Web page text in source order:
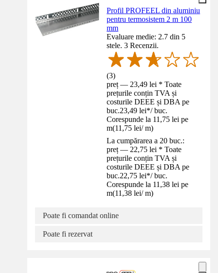
Profil PROFEEL din aluminiu
pentru termosistem 2 m 100
mm
Evaluare medie: 2.7 din 5
stele. 3 Recenzii.
(3)
preț — 23,49 lei * Toate
prețurile conțin TVA și
costurile DEEE și DBA pe
buc.23,49 lei*/ buc.
Corespunde la 11,75 lei pe
m(11,75 lei/ m)
La cumpărarea a 20 buc.:
preț — 22,75 lei * Toate
prețurile conțin TVA și
costurile DEEE și DBA pe
buc.22,75 lei*/ buc.
Corespunde la 11,38 lei pe
m(11,38 lei/ m)
Poate fi comandat online
Poate fi rezervat